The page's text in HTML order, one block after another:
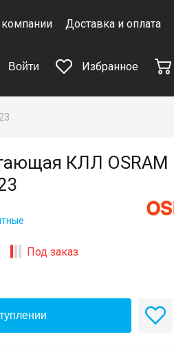
Доставка и оплата
Войти Избранное
КЛЛ OSRAM
Под заказ